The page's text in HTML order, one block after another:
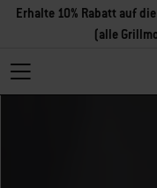
Erhalte 10% Rabatt auf
(alle